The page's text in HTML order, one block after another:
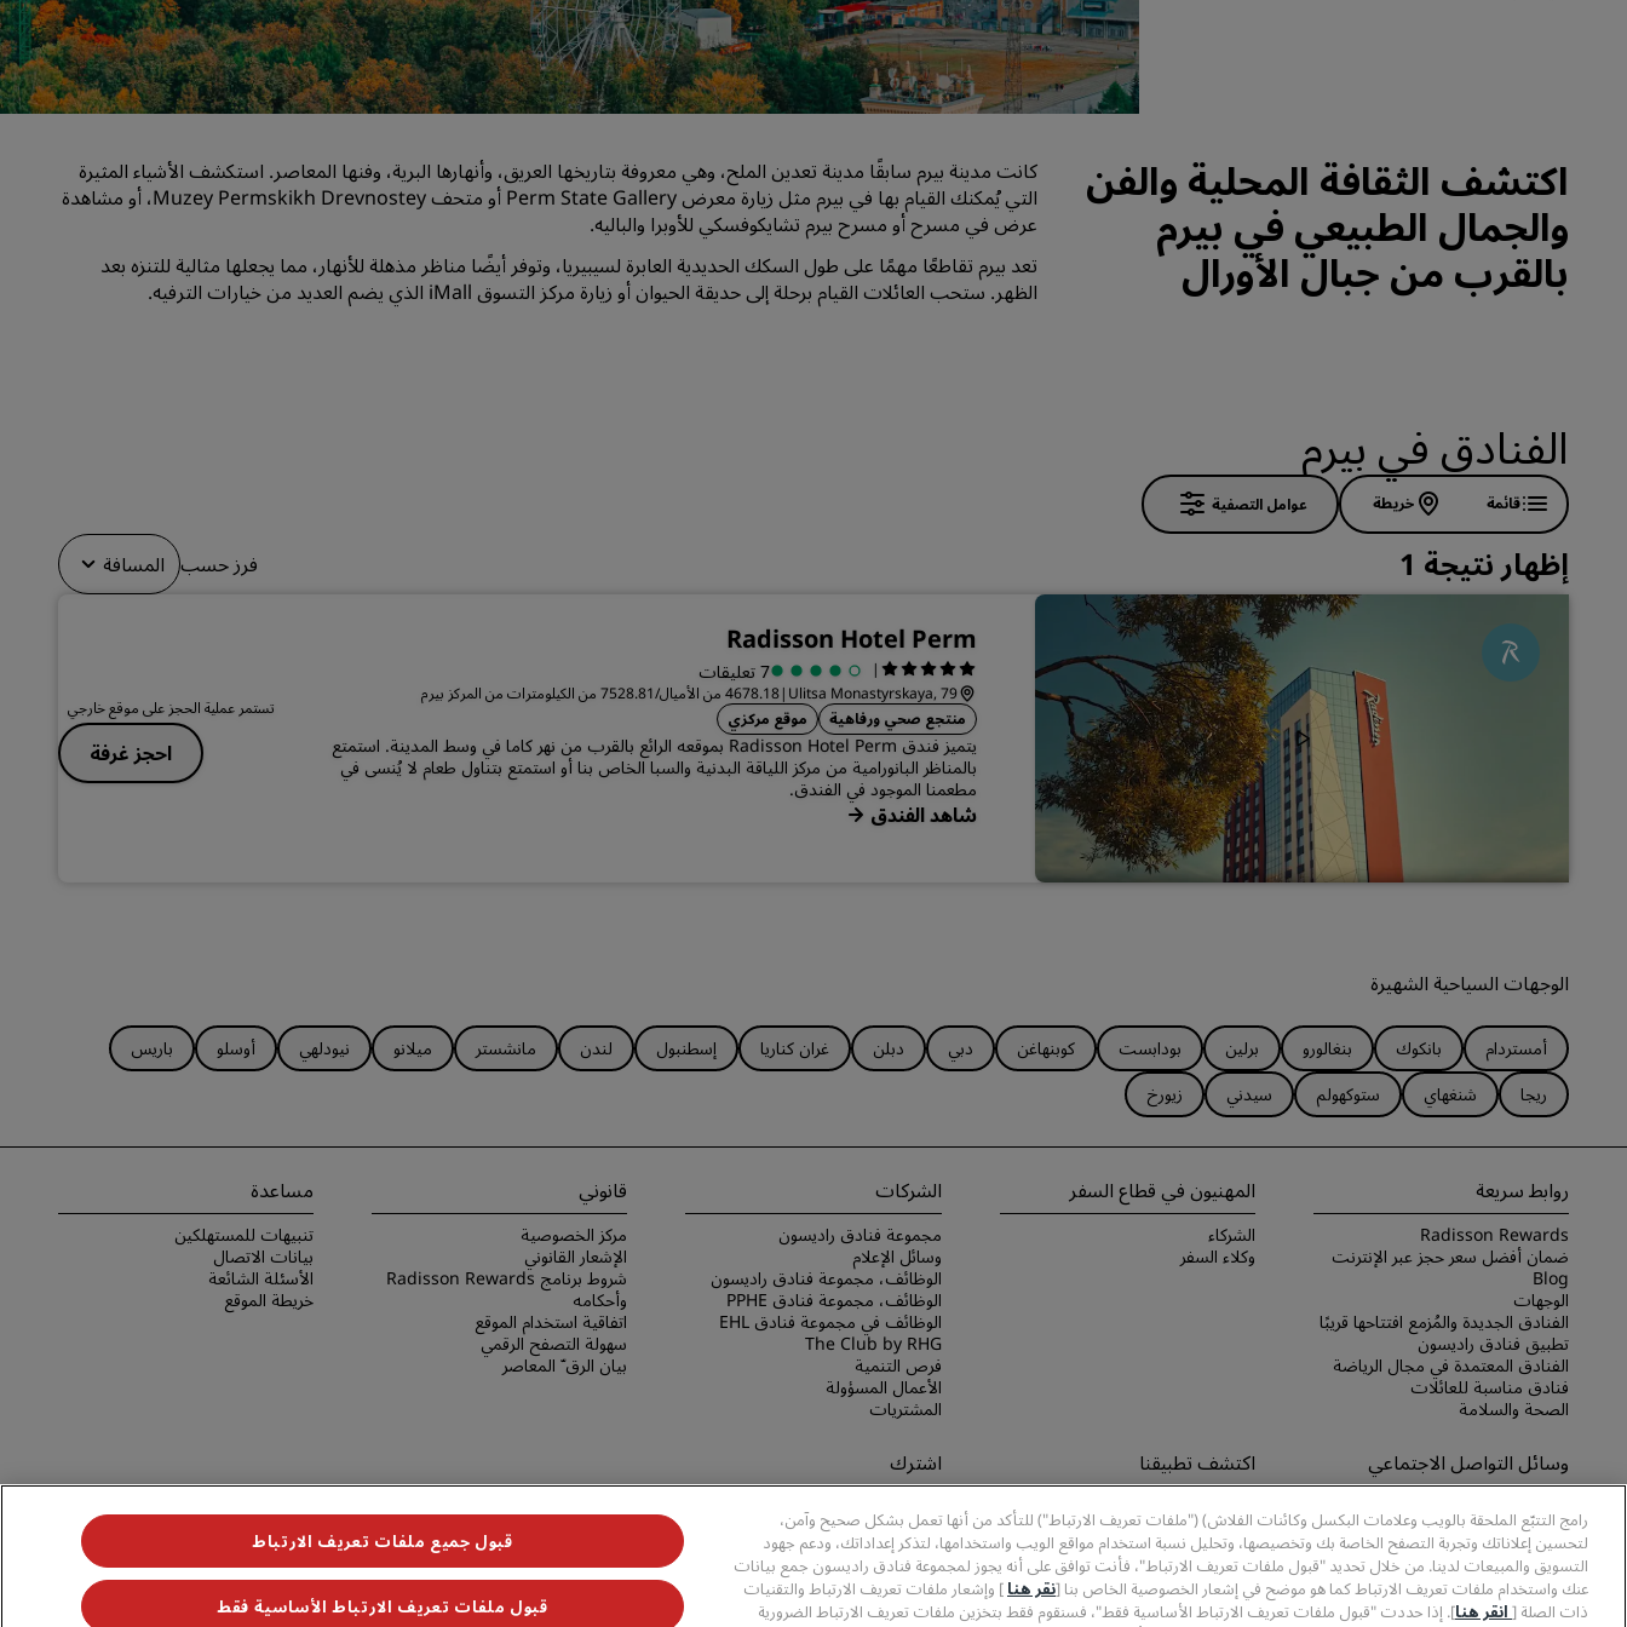
اطلب عرض أسعار
وجهات الفعاليات
حلول الصناعة
البحث عن الرحلات
البحث عن الرحلات
تناول الطعام
قاعات الزفاف
إقامات مستدامة
إقامات الفرق الرياضية
فنادق في وسط المدينة
Radisson Rewards
اكتشف الثقافة المحلية والفن
والجمال الطبيعي في بيرم
بالقرب من جبال الأورال
كانت مدينة بيرم سابقًا مدينة تعدين الملح، وهي معروفة بتاريخها العريق، وأنهارها البرية، وفنها المعاصر. استكشف الأشياء المثيرة
التي يُمكنك القيام بها في بيرم مثل زيارة معرض Perm State Gallery أو متحف Muzey Permskikh Drevnostey، أو مشاهدة
عرض في مسرح أو مسرح بيرم تشايكوفسكي للأوبرا والباليه.
تعد بيرم تقاطعًا مهمًا على طول السكك الحديدية العابرة لسيبيريا، وتوفر أيضًا مناظر مذهلة للأنهار، مما يجعلها مثالية للتنزه بعد
الظهر. ستحب العائلات القيام برحلة إلى حديقة الحيوان أو زيارة مركز التسوق iMall الذي يضم العديد من خيارات الترفيه.
الفنادق في بيرم
قائمة خريطة عوامل التصفية
إظهار نتيجة 1 فرز حسب المسافة
Radisson Hotel Perm
| 7 تعليقات
Ulitsa Monastyrskaya, 79
|4678.18 من الأميال/7528.81 من الكيلومترات من المركز بيرم
منتجع صحي ورفاهية
موقع مركزي
يتميز فندق Radisson Hotel Perm بموقعه الرائع بالقرب من نهر كاما في وسط المدينة. استمتع
بالمناظر البانورامية من مركز اللياقة البدنية والسبا الخاص بنا أو استمتع بتناول طعام لا يُنسى في
مطعمنا الموجود في الفندق.
شاهد الفندق
تستمر عملية الحجز على موقع خارجي
احجز غرفة
الوجهات السياحية الشهيرة
أمستردام بانكوك بنغالورو برلين بودابست كوبنهاغن دبي دبلن غران كناريا إسطنبول لندن مانشستر ميلانو نيودلهي أوسلو
باريس
ريجا
شنغهاي ستوكهولم سيدني زيورخ
روابط سريعة
Radisson Rewards
ضمان أفضل سعر حجز عبر الإنترنت
Blog
الوجهات
الفنادق الجديدة والمُزمع افتتاحها قريبًا
تطبيق فنادق راديسون
الفنادق المعتمدة في مجال الرياضة
فنادق مناسبة للعائلات
الصحة والسلامة
المهنيون في قطاع السفر
الشركاء
وكلاء السفر
الشركات
مجموعة فنادق راديسون
وسائل الإعلام
الوظائف، مجموعة فنادق راديسون
الوظائف، مجموعة فنادق PPHE
الوظائف في مجموعة فنادق EHL
The Club by RHG
فرص التنمية
الأعمال المسؤولة
المشتريات
قانوني
مركز الخصوصية
الإشعار القانوني
شروط برنامج Radisson Rewards
وأحكامه
اتفاقية استخدام الموقع
سهولة التصفح الرقمي
بيان الرق ّ المعاصر
مساعدة
تنبيهات للمستهلكين
بيانات الاتصال
الأسئلة الشائعة
خريطة الموقع
وسائل التواصل الاجتماعي اكتشف تطبيقنا اشترك
لا تفوّت فرصة الحصول على أفضل
عروضنا
رامج التتبّع الملحقة بالويب وعلامات البكسل وكائنات الفلاش) ("ملفات تعريف الارتباط") للتأكد من أنها تعمل بشكل صحيح وآمن،
لتحسين إعلاناتك وتجربة التصفح الخاصة بك وتخصيصها، وتحليل نسبة استخدام مواقع الويب واستخدامها، لتذكر إعداداتك، ودعم جهود
التسويق والمبيعات لدينا. من خلال تحديد "قبول ملفات تعريف الارتباط"، فأنت توافق على أنه يجوز لمجموعة فنادق راديسون جمع بيانات
عنك واستخدام ملفات تعريف الارتباط كما هو موضح في إشعار الخصوصية الخاص بنا [نقر هنا ] وإشعار ملفات تعريف الارتباط والتقنيات
ذات الصلة [ انقر هنا]. إذا حددت "قبول ملفات تعريف الارتباط الأساسية فقط"، فسنقوم فقط بتخزين ملفات تعريف الارتباط الضرورية
قبول جميع ملفات تعريف الارتباط
قبول ملفات تعريف الارتباط الأساسية فقط